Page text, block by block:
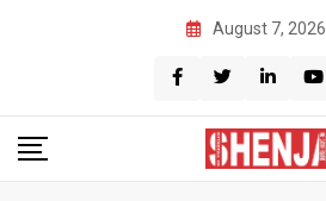
August 7, 2026